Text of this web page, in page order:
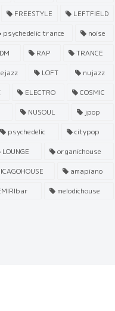
FREESTYLE
LEFTFIELD
psychedelic trance
noise
RAP
TRANCE
LOFT
nujazz
ELECTRO
COSMIC
NUSOUL
jpop
psychedelic
citypop
LOUNGE
organichouse
amapiano
melodichouse